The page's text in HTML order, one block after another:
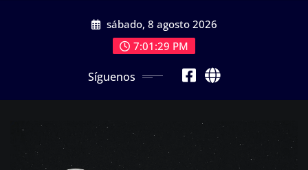
sábado, 8 agosto 2026
7:01:30 PM
Síguenos